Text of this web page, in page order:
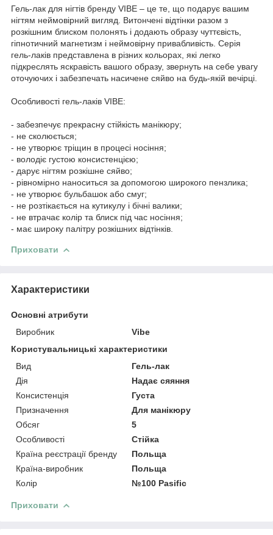
Гель-лак для нігтів бренду VIBE – це те, що подарує вашим
нігтям неймовірний вигляд. Витончені відтінки разом з
розкішним блиском полонять і додають образу чуттєвість,
гіпнотичний магнетизм і неймовірну привабливість. Серія
гель-лаків представлена в різних кольорах, які легко
підкреслять яскравість вашого образу, звернуть на себе увагу
оточуючих і забезпечать насичене сяйво на будь-якій вечірці.
Особливості гель-лаків VIBE:
- забезпечує прекрасну стійкість манікюру;
- не сколюється;
- не утворює тріщин в процесі носіння;
- володіє густою консистенцією;
- дарує нігтям розкішне сяйво;
- рівномірно наноситься за допомогою широкого пензлика;
- не утворює бульбашок або смуг;
- не розтікається на кутикулу і бічні валики;
- не втрачає колір та блиск під час носіння;
- має широку палітру розкішних відтінків.
Приховати
Характеристики
Основні атрибути
Виробник
Vibe
Користувальницькі характеристики
Вид
Гель-лак
Дія
Надає сяяння
Консистенція
Густа
Призначення
Для манікюру
Обсяг
5
Особливості
Стійка
Країна реєстрації бренду
Польща
Країна-виробник
Польща
Колір
№100 Pasific
Приховати